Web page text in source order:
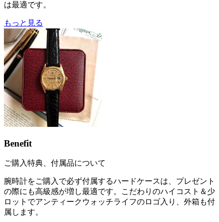
は最適です。
もっと見る
Benefit
ご購入特典、付属品について
腕時計をご購入で必ず付属するハードケースは、プレゼント
の際にも高級感が増し最適です。こだわりのハイコスト＆少
ロットでアンティークウォッチライフのロゴ入り、外箱も付
属します。